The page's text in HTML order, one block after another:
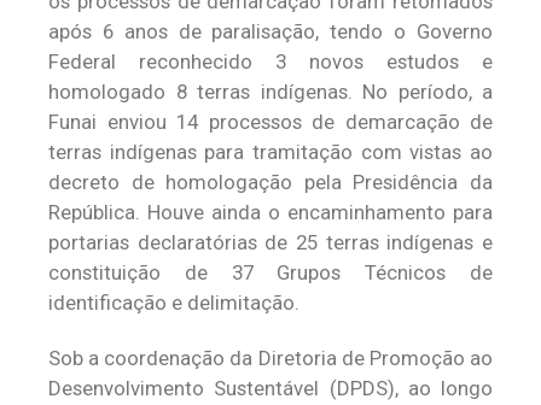
após 6 anos de paralisação, tendo o Governo
Federal reconhecido 3 novos estudos e
homologado 8 terras indígenas. No período, a
Funai enviou 14 processos de demarcação de
terras indígenas para tramitação com vistas ao
decreto de homologação pela Presidência da
República. Houve ainda o encaminhamento para
portarias declaratórias de 25 terras indígenas e
constituição de 37 Grupos Técnicos de
identificação e delimitação.
Sob a coordenação da Diretoria de Promoção ao
Desenvolvimento Sustentável (DPDS), ao longo